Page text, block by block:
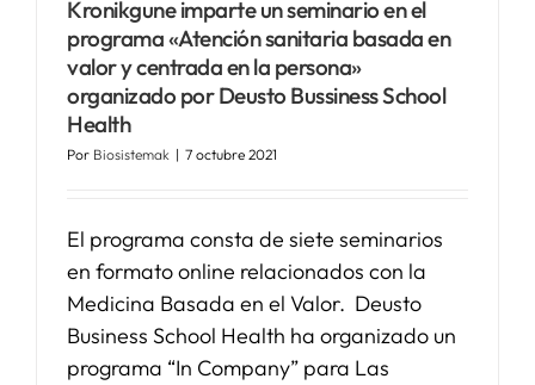
SERVICIOS
APOYO I+D+I
Kronikgune imparte un seminario en el
programa «Atención sanitaria basada en
valor y centrada en la persona»
organizado por Deusto Bussiness School
Health
Por Biosistemak | 7 octubre 2021
El programa consta de siete seminarios
en formato online relacionados con la
Medicina Basada en el Valor. Deusto
Business School Health ha organizado un
programa “In Company” para Las